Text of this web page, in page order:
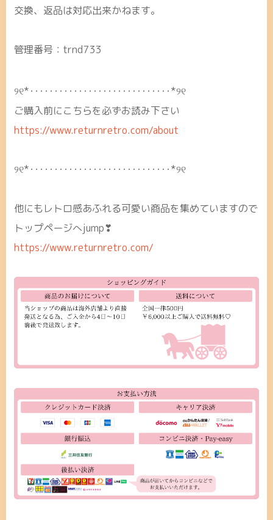
交換、返品は対応出来かねます。
管理番号：trnd733
୨୧*･････････････････････････････*୨୧
ご購入前にこちらを必ずお読み下さい
https://www.returnretro.com/about
୨୧*･････････････････････････････*୨୧
他にもレトロ感あふれる可愛い商品を集めていますので
トップページへjump❣
https://www.returnretro.com/